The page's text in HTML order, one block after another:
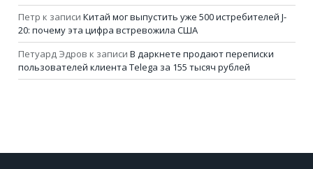
Петр к записи Китай мог выпустить уже 500 истребителей J-
20: почему эта цифра встревожила США
Петуард Эдров к записи В даркнете продают переписки
пользователей клиента Telega за 155 тысяч рублей